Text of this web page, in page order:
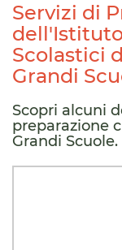
Servizi di
Scolastici
Grandi
Scopri alcuni
preparazione
Grandi Scuole.